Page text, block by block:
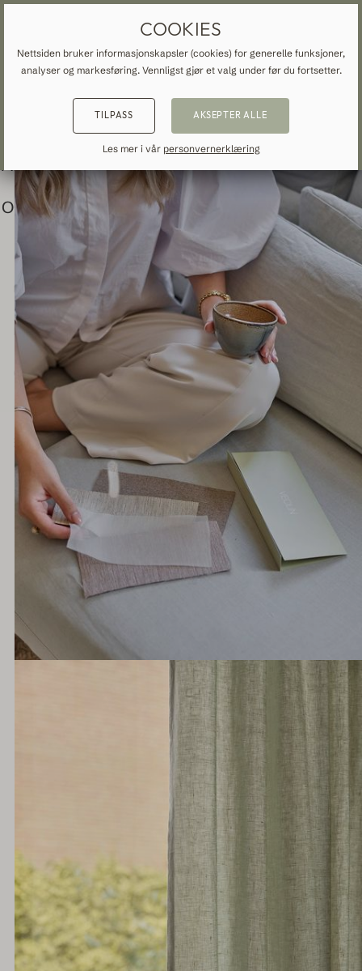
MADE-TO-MEASURE
ALLE GARDINER OG DRAPERINGER
Mørklæggelse
Linne
Bomull
Moderne
Hotellgardiner
Fabric samples
ABOUT VEOLIN
Our production
DEN FARGERIKE
BYLEILIGHETEN
COOKIES
Nettsiden bruker informasjonskapsler (cookies) for generelle funksjoner,
analyser og markesføring. Vennligst gjør et valg under før du fortsetter.
TILPASS AKSEPTER ALLE
Les mer i vår personvernerklæring